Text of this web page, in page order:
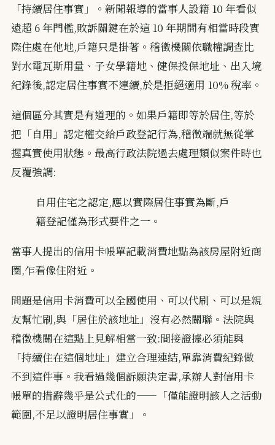
「持續居住事實」。新聞報導的當事人設籍 10 年看似
遠超 6 年門檻,敗訴關鍵在於這 10 年期間有相當時段實
際住處在他地,戶籍只是掛著。稽徵機關依職權調查比
對水電瓦斯用量、子女學籍地、健保投保地址、出入境
紀錄後,認定居住事實不連續,於是拒絕適用 10% 稅率。
這個區分其實是有道理的。如果戶籍即等於居住,等於
把「自用」認定權交給戶政登記行為,稽徵端就無從掌
握真實使用狀態。最高行政法院過去處理類似案件時也
反覆強調:
自用住宅之認定,應以實際居住事實為斷,戶
籍登記僅為形式要件之一。
當事人提出的信用卡帳單記載消費地點為該房屋附近商
圈,乍看像住附近。
問題是信用卡消費可以全國使用、可以代刷、可以是親
友幫忙刷,與「居住於該地址」沒有必然關聯。法院與
稽徵機關在這點上見解相當一致:間接證據必須能與
「持續住在這個地址」建立合理連結,單靠消費紀錄做
不到這件事。我看過幾個訴願決定書,承辦人對信用卡
帳單的措辭幾乎是公式化的——「僅能證明該人之活動
範圍,不足以證明居住事實」。